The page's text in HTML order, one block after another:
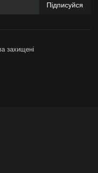
Підписуйся
захищені